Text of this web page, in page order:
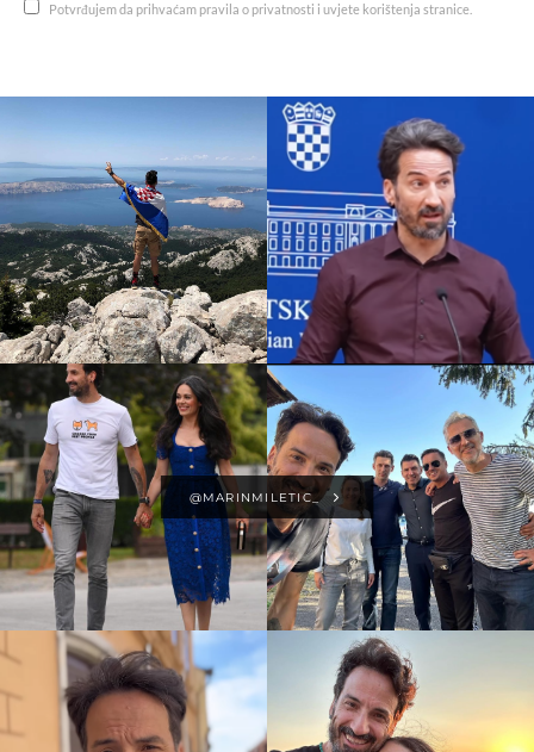
Potvrđujem da prihvaćam pravila o privatnosti i uvjete korištenja stranice.
@MARINMILETIC_